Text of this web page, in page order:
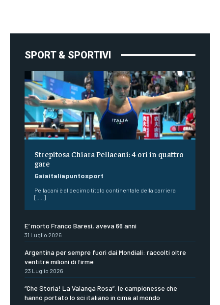
SPORT & SPORTIVI
Strepitosa Chiara Pellacani: 4 ori in quattro
gare
Gaiaitaliapuntosport
Pellacani è al decimo titolo continentale della carriera
[.....]
E’ morto Franco Baresi, aveva 66 anni
31 Luglio 2026
Argentina per sempre fuori dai Mondiali: raccolti oltre
ventitré milioni di firme
23 Luglio 2026
“Che Storia! La Valanga Rosa”, le campionesse che
hanno portato lo sci italiano in cima al mondo